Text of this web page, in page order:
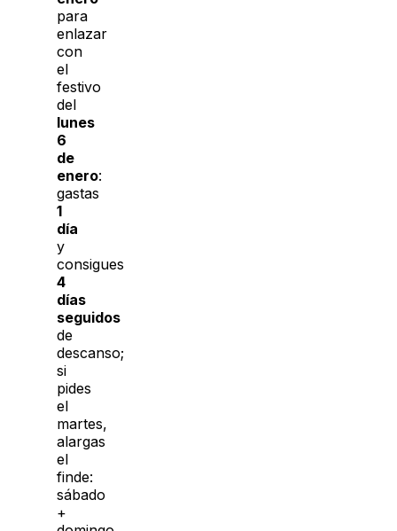
para
enlazar
con
el
festivo
del
lunes
6
de
enero:
gastas
1
día
y
consigues
4
días
seguidos
de
descanso;
si
pides
el
martes,
alargas
el
finde:
sábado
+